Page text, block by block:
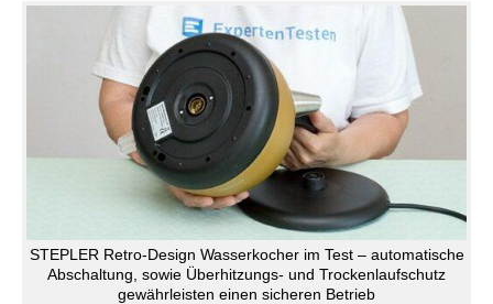
STEPLER Retro-Design Wasserkocher im Test – automatische
Abschaltung, sowie Überhitzungs- und Trockenlaufschutz
gewährleisten einen sicheren Betrieb